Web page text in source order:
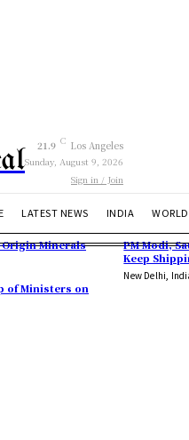
21.9 C Los Angeles
Sunday, August 9, 2026
Sign in / Join
LATEST NEWS INDIA
Origin Minerals
PM Modi,
Keep
New Delhi,
of Ministers on